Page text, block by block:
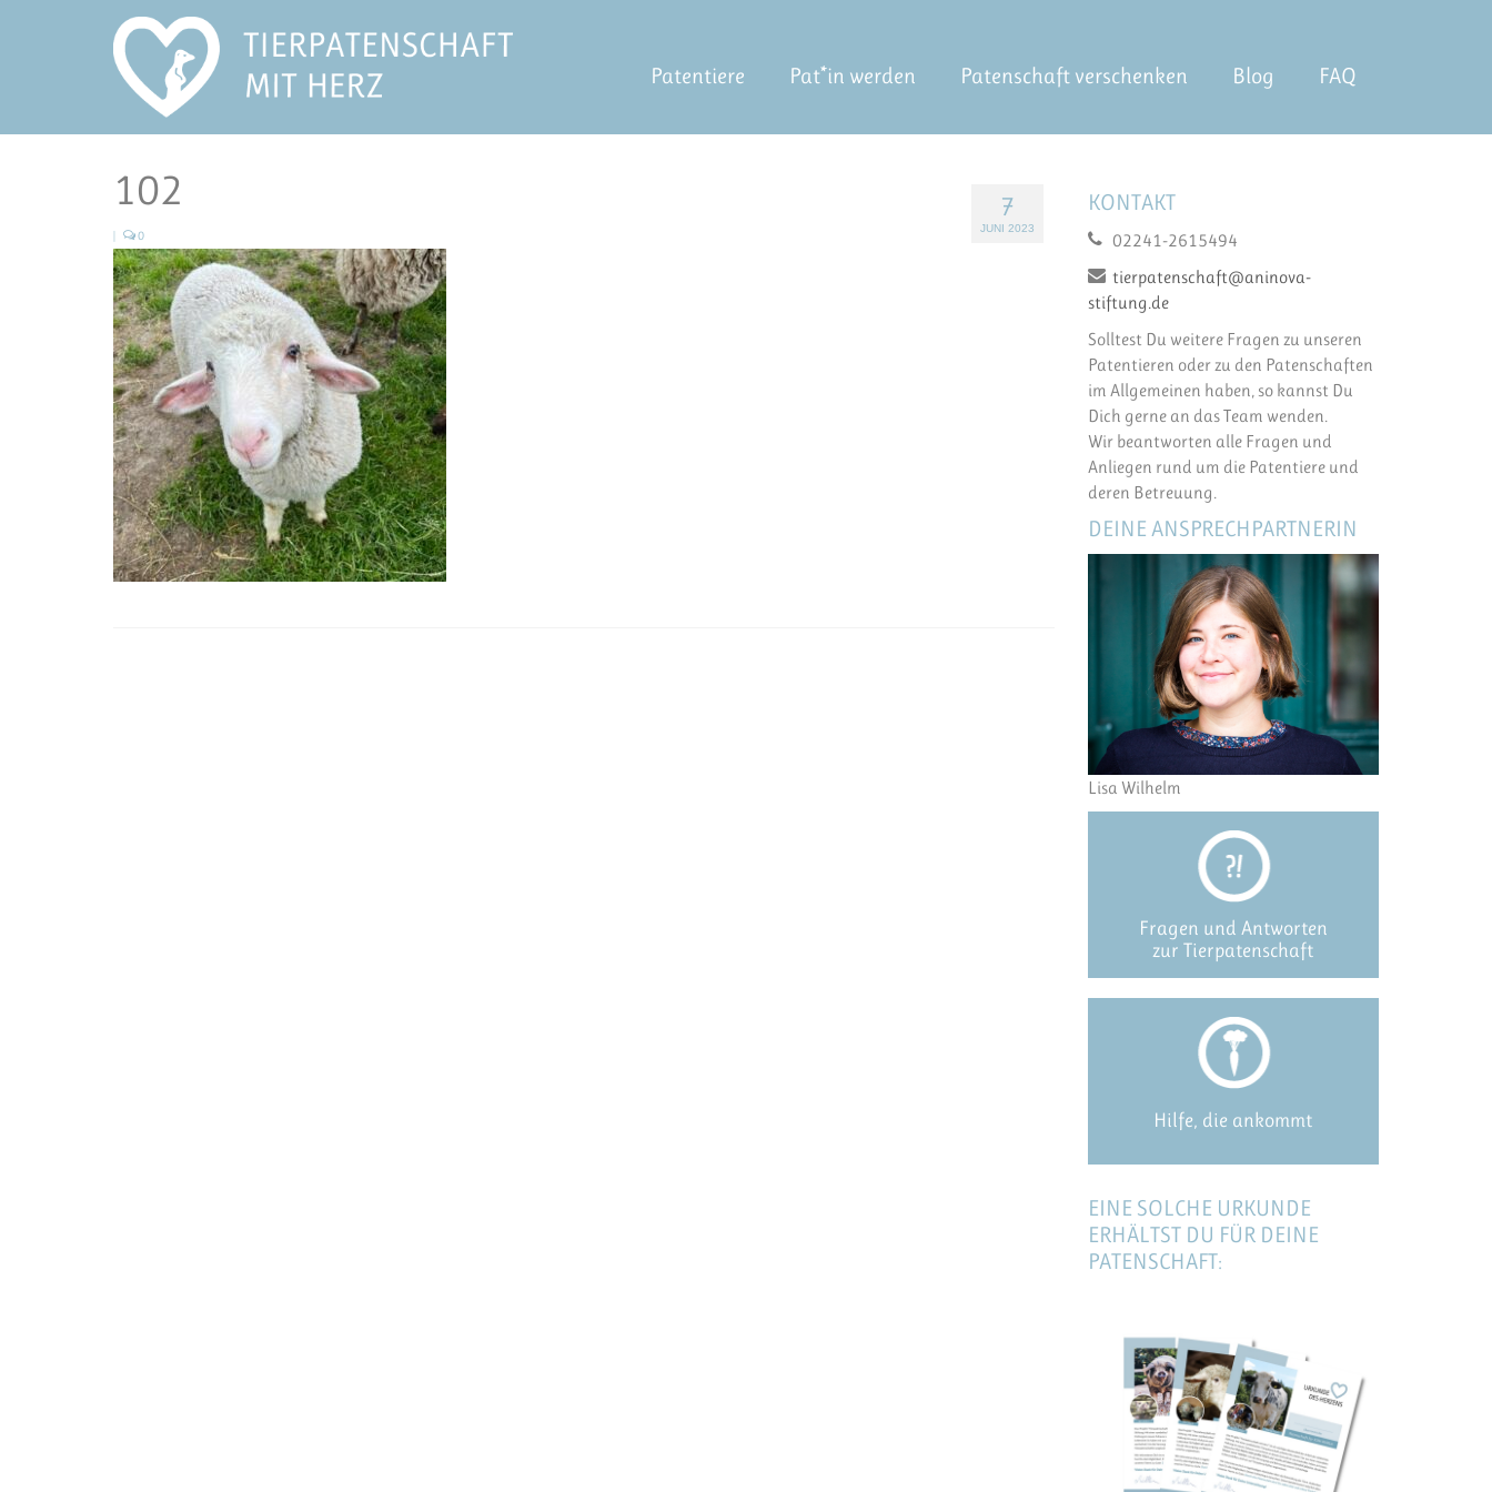
Patentiere Pat*in werden Patenschaft verschenken Blog FAQ
7
JUNI 2023
102
0
KONTAKT
02241-2615494
tierpatenschaft@aninova-
stiftung.de
Solltest Du weitere Fragen zu unseren
Patentieren oder zu den Patenschaften
im Allgemeinen haben, so kannst Du
Dich gerne an das Team wenden.
Wir beantworten alle Fragen und
Anliegen rund um die Patentiere und
deren Betreuung.
DEINE ANSPRECHPARTNERIN
Lisa Wilhelm
Fragen und Antworten
zur Tierpatenschaft
Hilfe, die ankommt
EINE SOLCHE URKUNDE
ERHÄLTST DU FÜR DEINE
PATENSCHAFT: